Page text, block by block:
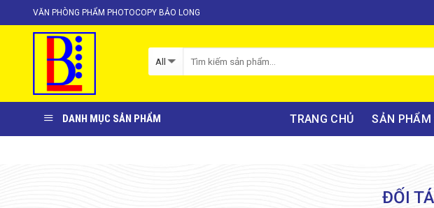
to
VĂN PHÒNG PHẨM PHOTOCOPY BẢO LONG
DANH MỤC SẢN PHẨM TRANG CHỦ SẢN PHẨM
ĐỐI